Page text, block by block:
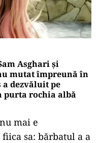
Asghari și
mutat împreună în
a dezvăluit pe
purta rochia albă
mai e
sa: bărbatul a a